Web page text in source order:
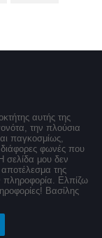
αυτής της
την πλούσια
παγκοσμίως,
διάφορες φωνές που
σελίδα μου δεν
αποτέλεσμα της
πληροφορία. Ελπίζω
Βασίλης